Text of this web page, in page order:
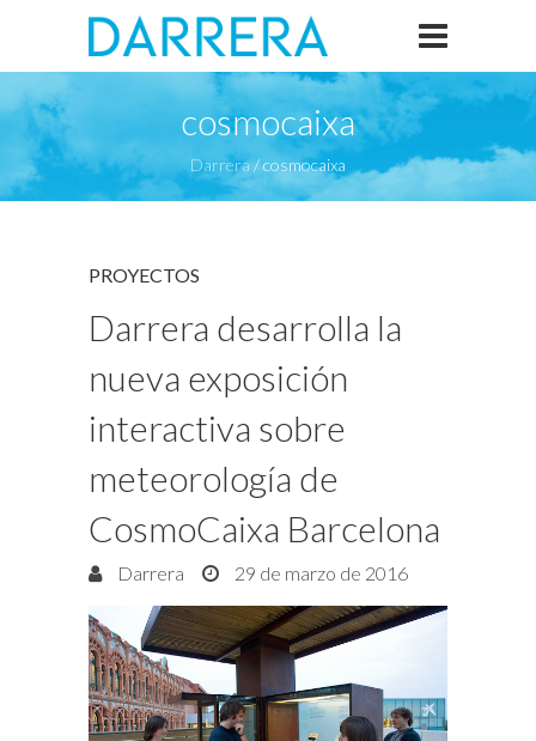
cosmocaixa
Darrera/cosmocaixa
PROYECTOS
Darrera desarrolla la
nueva exposición
interactiva sobre
meteorología de
CosmoCaixa Barcelona
Darrera 29 de marzo de 2016